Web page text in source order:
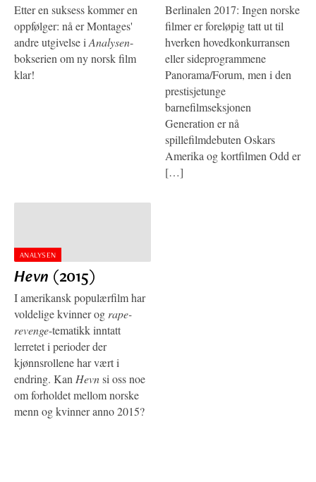
Etter en suksess kommer en
oppfølger: nå er Montages'
andre utgivelse i Analysen-
bokserien om ny norsk film
klar!
Berlinalen 2017: Ingen norske
filmer er foreløpig tatt ut til
hverken hovedkonkurransen
eller sideprogrammene
Panorama/Forum, men i den
prestisjetunge
barnefilmseksjonen
Generation er nå
spillefilmdebuten Oskars
Amerika og kortfilmen Odd er
[…]
ANALYSEN
Hevn (2015)
I amerikansk populærfilm har
voldelige kvinner ogrape-
revenge-tematikk inntatt
lerretet i perioder der
kjønnsrollene har vært i
endring. KanHevnsi oss noe
om forholdet mellom norske
menn og kvinner anno 2015?